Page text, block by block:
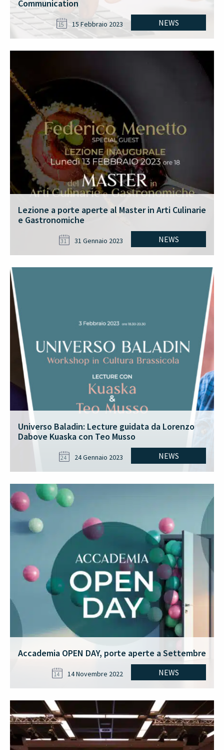
Communication
NEWS
15 15 Febbraio 2023
Lezione a porte aperte al Master in Arti Culinarie
e Gastronomiche
NEWS
31 31 Gennaio 2023
Universo Baladin: Lecture guidata da Lorenzo
Dabove Kuaska con Teo Musso
NEWS
24 24 Gennaio 2023
Accademia OPEN DAY, porte aperte a Settembre
NEWS
14 14 Novembre 2022